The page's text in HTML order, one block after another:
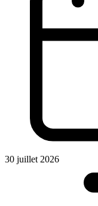
30 juillet 2026